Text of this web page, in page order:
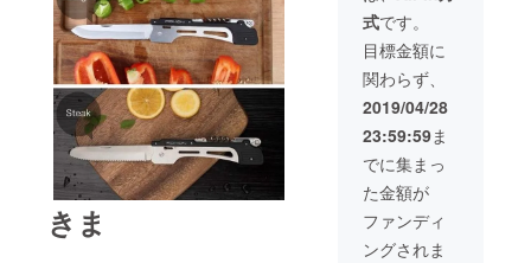
きま
※製造状
況によ
り出荷
時期が
遅れる
場合、
早急に
ご連絡
致しま
す。
【内
容】
■MBT3
× 1個 ■
収納ナ
イロン
ポーチ
× 1個
※s-601ｰ
s（ナイ
フ部分
がギザ
ギザ）
式です。
目標金額に
関わらず、
2019/04/28
23:59:59ま
でに集まっ
た金額が
ファンディ
ングされま